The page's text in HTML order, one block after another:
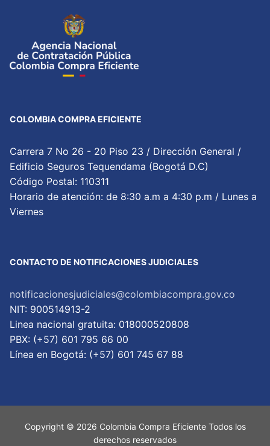
COLOMBIA COMPRA EFICIENTE
Carrera 7 No 26 - 20 Piso 23 / Dirección General /
Edificio Seguros Tequendama (Bogotá D.C)
Código Postal: 110311
Horario de atención: de 8:30 a.m a 4:30 p.m / Lunes a
Viernes
CONTACTO DE NOTIFICACIONES JUDICIALES
notificacionesjudiciales@colombiacompra.gov.co
NIT: 900514913-2
Linea nacional gratuita: 018000520808
PBX: (+57) 601 795 66 00
Lí­nea en Bogotá: (+57) 601 745 67 88
Copyright © 2026 Colombia Compra Eficiente Todos los
derechos reservados